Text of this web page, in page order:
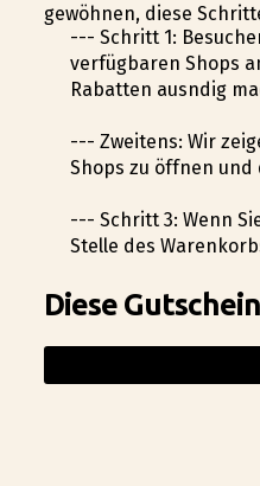
gewöhnen, diese
--- Schritt 1:
verfügbaren Shops
Rabatten ausfindig
--- Zweitens: Wir
Shops zu öffnen und
--- Schritt 3: Wenn
Stelle des
Diese